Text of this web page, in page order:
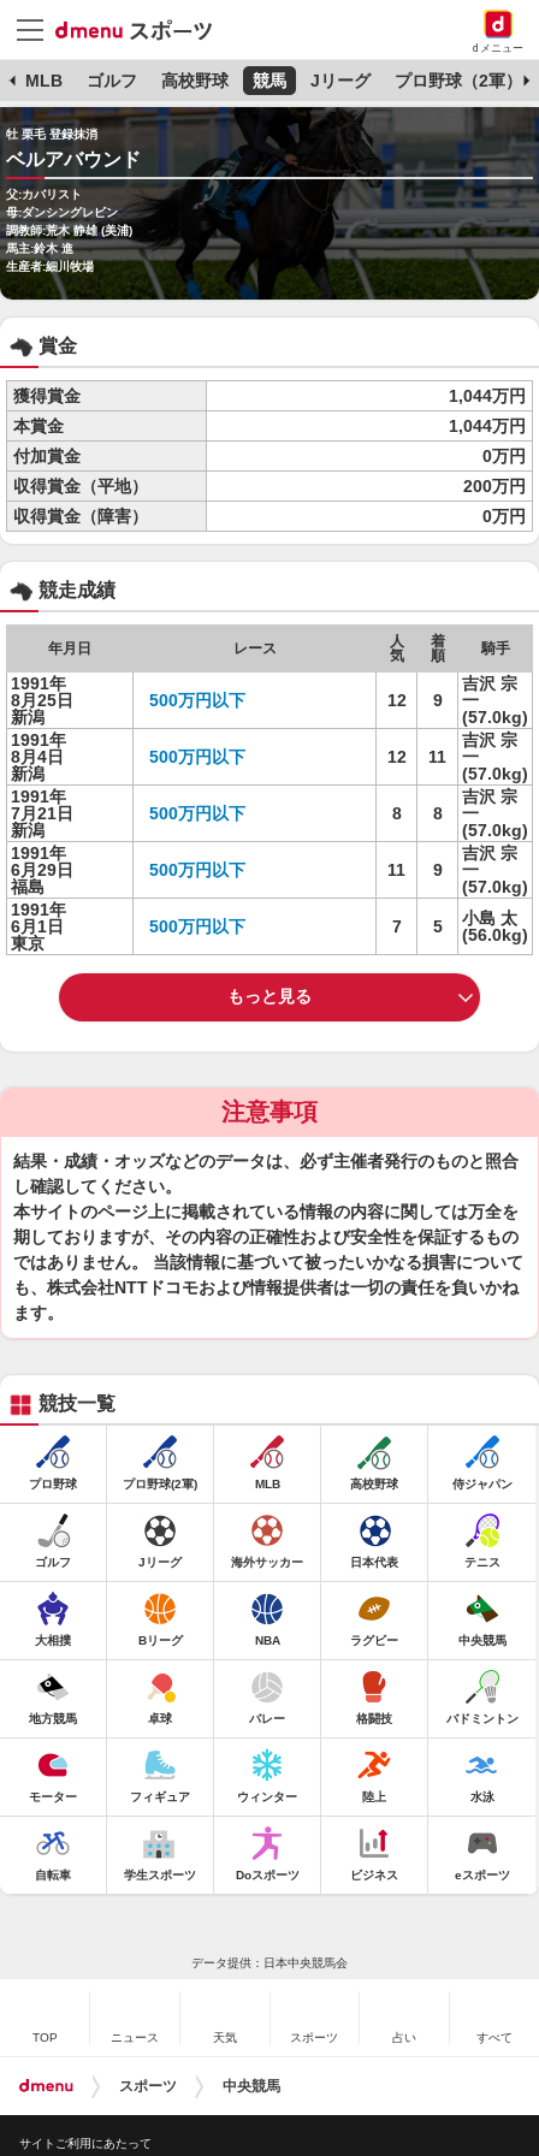
dメニュー
MLB ゴルフ 高校野球 競馬 Jリーグ プロ野球（2軍）
牡 栗毛 登録抹消
ベルアバウンド
父:カバリスト
母:ダンシングレビン
調教師:荒木 静雄 (美浦)
馬主:鈴木 進
生産者:細川牧場
賞金
獲得賞金
1,044万円
本賞金
1,044万円
付加賞金
0万円
収得賞金（平地）
200万円
収得賞金（障害）
0万円
競走成績
年月日 レース
人
気
着
順
騎手
1991年
8月25日
新潟
500万円以下 12 9
吉沢 宗
一
(57.0kg)
1991年
8月4日
新潟
500万円以下 12 11
吉沢 宗
一
(57.0kg)
1991年
7月21日
新潟
500万円以下 8 8
吉沢 宗
一
(57.0kg)
1991年
6月29日
福島
500万円以下 11 9
吉沢 宗
一
(57.0kg)
1991年
6月1日
東京
500万円以下 7 5
小島 太
(56.0kg)
もっと見る
注意事項
結果・成績・オッズなどのデータは、必ず主催者発行のものと照合
し確認してください。
本サイトのページ上に掲載されている情報の内容に関しては万全を
期しておりますが、その内容の正確性および安全性を保証するもの
ではありません。 当該情報に基づいて被ったいかなる損害について
も、株式会社NTTドコモおよび情報提供者は一切の責任を負いかね
ます。
競技一覧
プロ野球 プロ野球(2軍) MLB 高校野球 侍ジャパン
ゴルフ Jリーグ 海外サッカー 日本代表 テニス
大相撲 Bリーグ NBA ラグビー 中央競馬
地方競馬 卓球 バレー 格闘技 バドミントン
モーター フィギュア ウィンター 陸上 水泳
自転車 学生スポーツ Doスポーツ ビジネス eスポーツ
データ提供：日本中央競馬会
TOP ニュース 天気 スポーツ 占い すべて
スポーツ 中央競馬
サイトご利用にあたって